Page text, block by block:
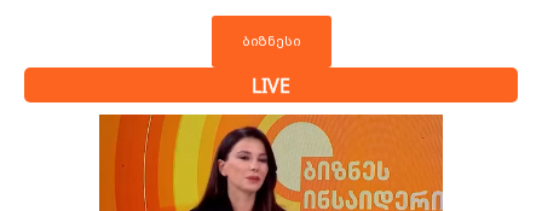
ბიზნესი
LIVE